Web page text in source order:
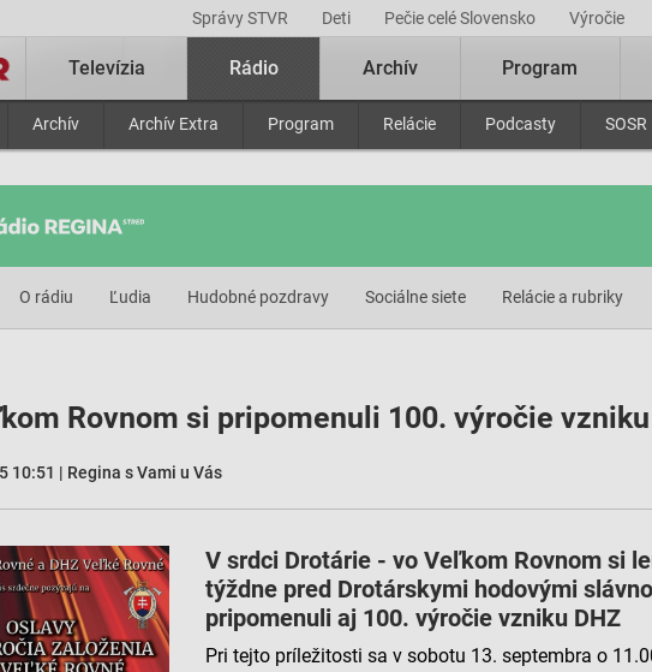
Správy STVR Deti Pečie celé Slovensko Výročie
Televízia Rádio
Archív Archív Extra Program Relácie Podcasty SOSR
Archív Program
O rádiu Ľudia Hudobné pozdravy Sociálne siete Relácie a rubriky
Rovnom si pripomenuli 100. výročie
10:51 | Regina s Vami u Vás
V srdci Drotárie - vo Veľkom Rovnom si
týždne pred Drotárskymi hodovými
pripomenuli aj 100. výročie vzniku DHZ
Pri tejto príležitosti sa v sobotu 13. septembra o